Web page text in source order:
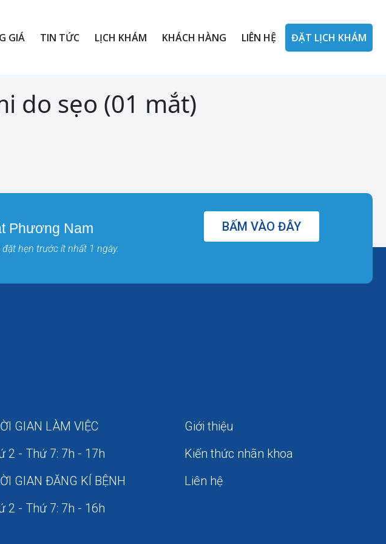
GIÁ TIN TỨC LỊCH KHÁM KHÁCH HÀNG LIÊN HỆ ĐẶT LỊCH KHÁM
do sẹo (01 mắt)
Phương Nam
hẹn trước ít nhất 1 ngày.
BẤM VÀO ĐÂY
GIAN LÀM VIỆC
2 - Thứ 7: 7h - 17h
GIAN ĐĂNG KÍ BỆNH
2 - Thứ 7: 7h - 16h
Giới thiệu
Kiến thức nhãn khoa
Liên hệ